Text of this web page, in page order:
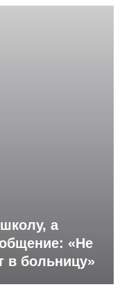
а
«Не
в больницу»